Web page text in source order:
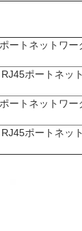
ートネットワー
ポートネッ
ートネットワー
ポートネッ